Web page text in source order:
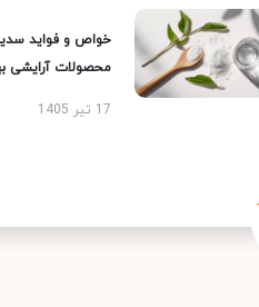
خواص و فواید
محصولات آرایشی
17 تیر 1405